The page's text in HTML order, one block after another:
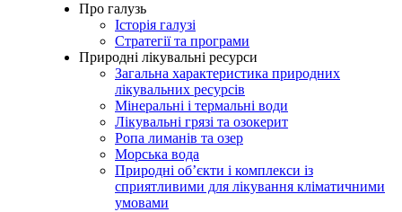
Про галузь
Історія галузі
Стратегії та програми
Природні лікувальні ресурси
Загальна характеристика природних
лікувальних ресурсів
Мінеральні і термальні води
Лікувальні грязі та озокерит
Ропа лиманів та озер
Морська вода
Природні об’єкти і комплекси із
сприятливими для лікування кліматичними
умовами